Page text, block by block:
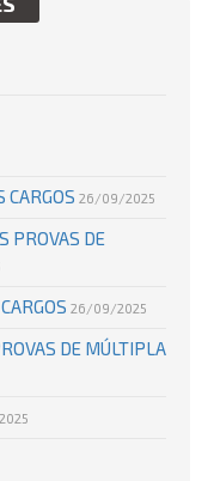
CARGOS 26/09/2025
PROVAS DE
26/09/2025
DE MÚLTIPLA